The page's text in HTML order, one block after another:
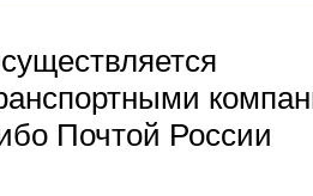
Почтой России